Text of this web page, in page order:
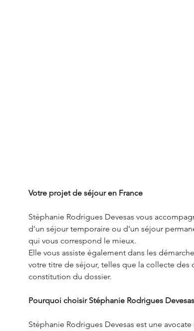
Votre projet de séjour en France
Stéphanie Rodrigues Devesas vous
d'un séjour temporaire ou d'un séjour
qui vous correspond le mieux.
Elle vous assiste également dans les
votre titre de séjour, telles que la collecte
constitution du dossier.
Pourquoi choisir Stéphanie Rodrigues
Stéphanie Rodrigues Devesas est une